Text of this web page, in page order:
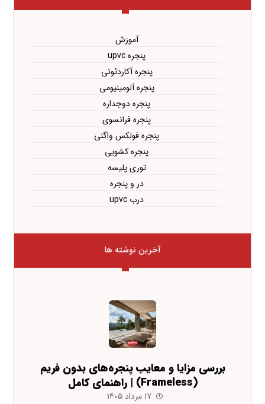
آموزش
پنجره upvc
پنجره آکاردئونی
پنجره آلومینیومی
پنجره دوجداره
پنجره فرانسوی
پنجره فولکس واگنی
پنجره کشویی
توری پلیسه
در و پنجره
درب upvc
آخرین نوشته ها
بررسی مزایا و معایب پنجره‌های بدون فریم
(Frameless) | راهنمای کامل
۱۷ مرداد ۱۴۰۵